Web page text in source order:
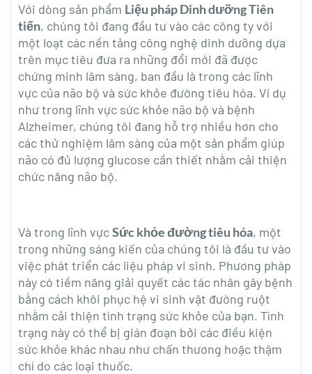
Với dòng sản phẩm Liệu pháp Dinh dưỡng Tiên
tiến, chúng tôi đang đầu tư vào các công ty với
một loạt các nền tảng công nghệ dinh dưỡng dựa
trên mục tiêu đưa ra những đổi mới đã được
chứng minh lâm sàng, ban đầu là trong các lĩnh
vực của não bộ và sức khỏe đường tiêu hóa. Ví dụ
như trong lĩnh vực sức khỏe não bộ và bệnh
Alzheimer, chúng tôi đang hỗ trợ nhiều hơn cho
các thử nghiệm lâm sàng của một sản phẩm giúp
não có đủ lượng glucose cần thiết nhằm cải thiện
chức năng não bộ.
Và trong lĩnh vựcSức khỏe đường tiêu hóa, một
trong những sáng kiến của chúng tôi là đầu tư vào
việc phát triển các liệu pháp vi sinh. Phương pháp
này có tiềm năng giải quyết các tác nhân gây bệnh
bằng cách khôi phục hệ vi sinh vật đường ruột
nhằm cải thiện tình trạng sức khỏe của bạn. Tình
trạng này có thể bị gián đoạn bởi các điều kiện
sức khỏe khác nhau như chấn thương hoặc thậm
chí do các loại thuốc.